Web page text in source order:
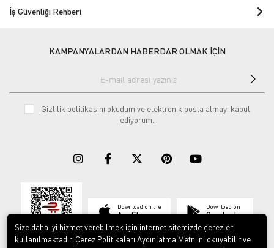
İş Güvenliği Rehberi
KAMPANYALARDAN HABERDAR OLMAK İÇİN
Gizlilik politikasını okudum ve elektronik posta almayı kabul
ediyorum.
Download on the
App Store
Download on
Google play
Size daha iyi hizmet verebilmek için internet sitemizde çerezler
kullanılmaktadır. Çerez Politikaları Aydınlatma Metni’ni okuyabilir ve